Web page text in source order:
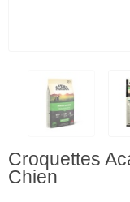
Croquettes
Chien